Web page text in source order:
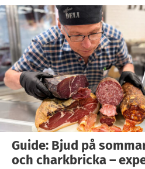
Guide: Bjud på
och charkbricka –